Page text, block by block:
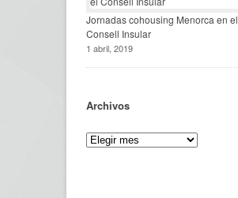
Jornadas cohousing Menorca en el
Consell Insular
1 abril, 2019
Archivos